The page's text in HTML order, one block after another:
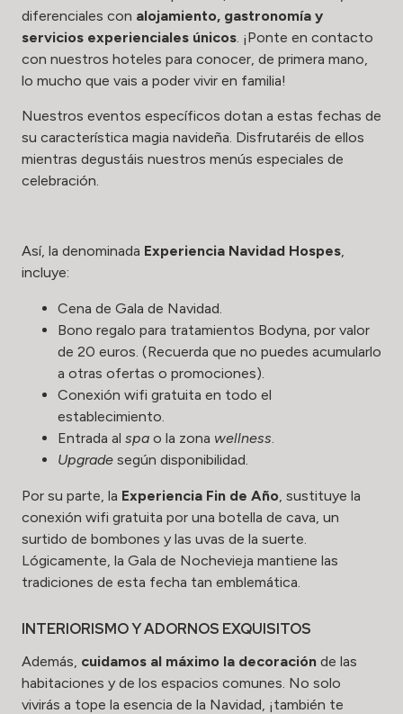
diferenciales con alojamiento, gastronomía y
servicios experienciales únicos . ¡Ponte en contacto
con nuestros hoteles para conocer, de primera mano,
lo mucho que vais a poder vivir en familia!
Nuestros eventos específicos dotan a estas fechas de
su característica magia navideña. Disfrutaréis de ellos
mientras degustáis nuestros menús especiales de
celebración.
Así, la denominada Experiencia Navidad Hospes
incluye:
Cena de Gala de Navidad.
Bono regalo para tratamientos Bodyna, por valor
de 20 euros. (Recuerda que no puedes acumularlo
a otras ofertas o promociones).
Conexión wifi gratuita en todo el
establecimiento.
Entrada al spa o la zona wellness
Upgrade según disponibilidad.
Por su parte, la Experiencia Fin de Año, sustituye la
conexión wifi gratuita por una botella de cava, un
surtido de bombones y las uvas de la suerte.
Lógicamente, la Gala de Nochevieja mantiene las
tradiciones de esta fecha tan emblemática.
INTERIORISMO Y ADORNOS EXQUISITOS
Además, cuidamos al máximo la decoración de las
habitaciones y de los espacios comunes. No solo
vivirás a tope la esencia de la Navidad, ¡también te